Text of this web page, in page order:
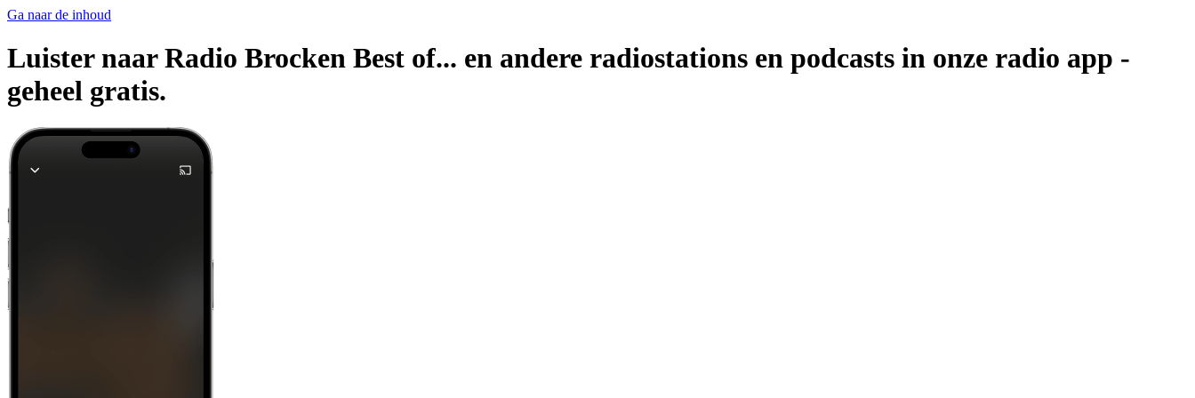
Ga naar de inhoud
Luister naar Radio Brocken Best of... en andere radiostations en podcasts in onze radio app -
geheel gratis.